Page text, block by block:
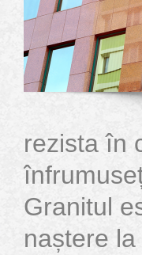
rezista în
Granitul
naștere